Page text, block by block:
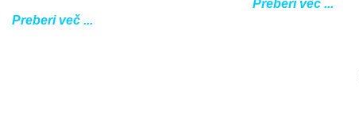
Preberi več ...
Preberi več ...